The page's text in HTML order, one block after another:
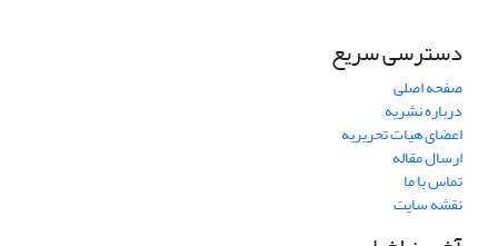
دسترسی سریع
صفحه اصلی
درباره نشریه
اعضای هیات تحریریه
ارسال مقاله
تماس با ما
نقشه سایت